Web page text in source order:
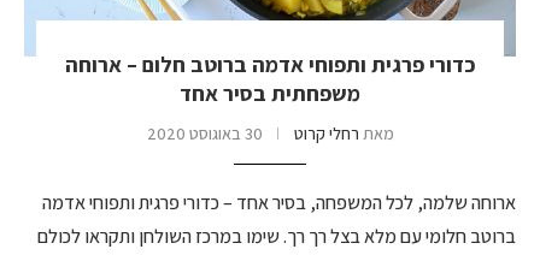
כדורי פרגית ותפוחי אדמה ברוטב חלום – ארוחה
משפחתית בסיר אחד
מאת רחלי קרוט 30 באוגוסט 2020
ארוחה שלמה, לכל המשפחה, בסיר אחד – כדורי פרגית ותפוחי אדמה
ברוטב חלומי עם מלא בצל רך רך. שימו במרכז השולחן ותקראו לכולם